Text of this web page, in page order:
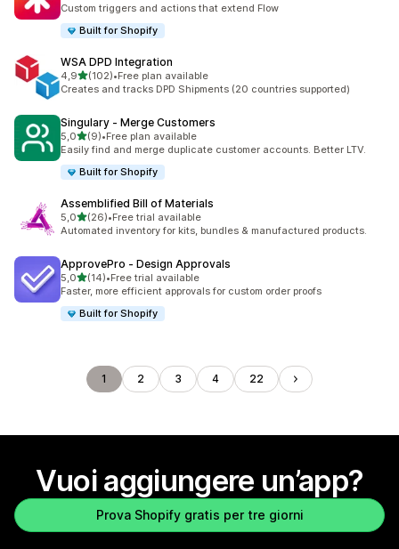
Custom triggers and actions that extend Flow
Built for Shopify
WSA DPD Integration
4,9stelle su 5
(102)
102 recensioni totali
•Free plan available
Creates and tracks DPD Shipments (20 countries supported)
Singulary ‑ Merge Customers
5,0stelle su 5
(9)
9 recensioni totali
•Free plan available
Easily find and merge duplicate customer accounts. Better LTV.
Built for Shopify
Assemblified Bill of Materials
5,0stelle su 5
(26)
26 recensioni totali
•Free trial available
Automated inventory for kits, bundles & manufactured products.
ApprovePro ‑ Design Approvals
5,0stelle su 5
(14)
14 recensioni totali
•Free trial available
Faster, more efficient approvals for custom order proofs
Built for Shopify
1 2 3 4 22
Vuoi aggiungere un’app?
Prova Shopify gratis per tre giorni